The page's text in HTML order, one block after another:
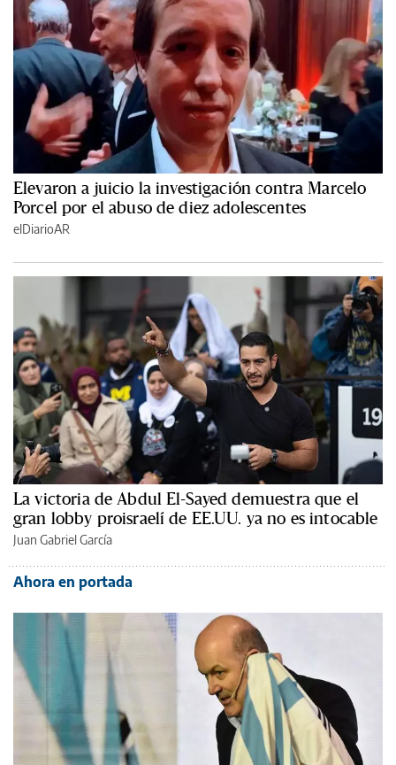
Elevaron a juicio la investigación contra Marcelo
Porcel por el abuso de diez adolescentes
elDiarioAR
La victoria de Abdul El-Sayed demuestra que el
gran lobby proisraelí de EE.UU. ya no es intocable
Juan Gabriel García
Ahora en portada